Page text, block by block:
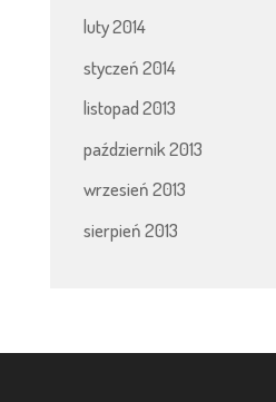
luty 2014
styczeń 2014
listopad 2013
październik 2013
wrzesień 2013
sierpień 2013